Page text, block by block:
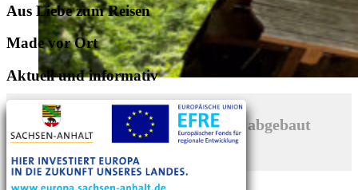
Hochseilpark Bad Harzburg abgebaut
entdecken
Aus Liebe zum Reisen
Made vor Ort
Aktuell und informativ